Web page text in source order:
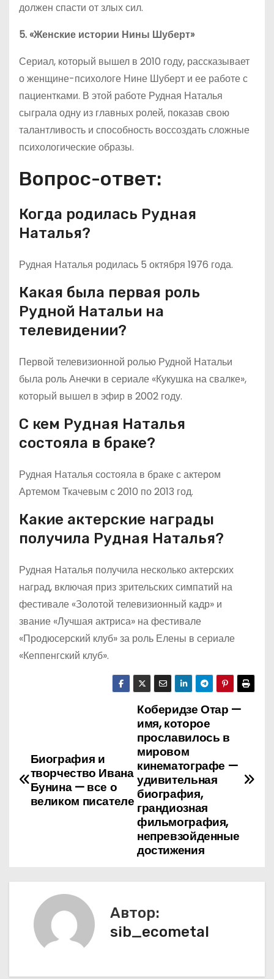
должен спасти от злых сил.
5. «Женские истории Нины Шуберт»
Сериал, который вышел в 2010 году, рассказывает
о женщине-психологе Нине Шуберт и ее работе с
пациентками. В этой работе Рудная Наталья
сыграла одну из главных ролей, показав свою
талантливость и способность воссоздать сложные
психологические образы.
Вопрос-ответ:
Когда родилась Рудная
Наталья?
Рудная Наталья родилась 5 октября 1976 года.
Какая была первая роль
Рудной Натальи на
телевидении?
Первой телевизионной ролью Рудной Натальи
была роль Анечки в сериале «Кукушка на свалке»,
который вышел в эфир в 2002 году.
С кем Рудная Наталья
состояла в браке?
Рудная Наталья состояла в браке с актером
Артемом Ткачевым с 2010 по 2013 год.
Какие актерские награды
получила Рудная Наталья?
Рудная Наталья получила несколько актерских
наград, включая приз зрительских симпатий на
фестивале «Золотой телевизионный кадр» и
звание «Лучшая актриса» на фестивале
«Продюсерский клуб» за роль Елены в сериале
«Кеппенгский клуб».
и
о
Коберидзе Отар —
имя, которое
прославилось в
мировом
кинематографе —
удивительная
биография,
грандиозная
фильмография,
непревзойденные
достижения
Биография и
творчество Ивана
Бунина — все о
великом писателе
Автор:
sib_ecometal